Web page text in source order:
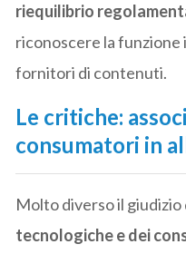
riequilibrio
riconoscere la
fornitori di contenuti.
Le critiche:
consumatori in
Molto diverso il giudizio
tecnologiche e dei